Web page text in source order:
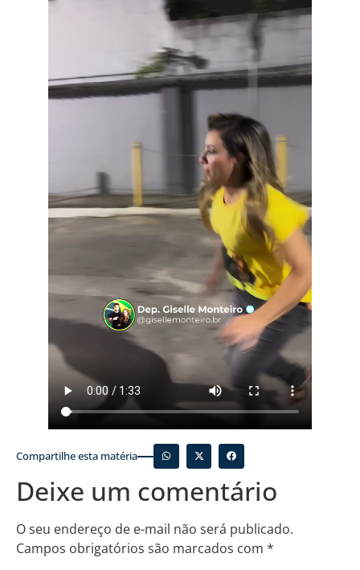
Compartilhe esta matéria
Deixe um comentário
O seu endereço de e-mail não será publicado.
Campos obrigatórios são marcados com *